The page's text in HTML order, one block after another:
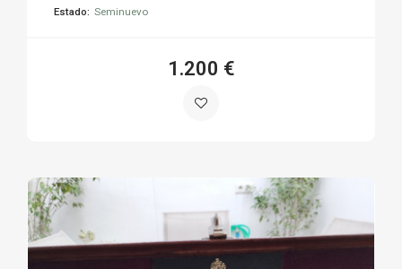
Estado: Seminuevo
1.200 €